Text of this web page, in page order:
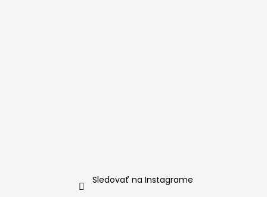
Sledovať na Instagrame